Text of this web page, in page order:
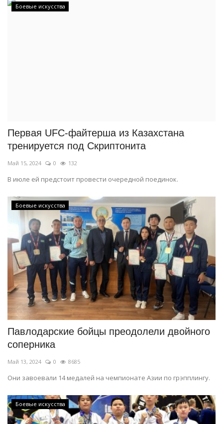
Боевые искусства
Первая UFC-файтерша из Казахстана
тренируется под Скриптонита
Май 15, 2024 0 132
В июле ей предстоит провести очередной поединок.
Боевые искусства
Павлодарские бойцы преодолели двойного
соперника
Май 13, 2024 0 8685
Они завоевали 14 медалей на чемпионате Азии по грэпплингу.
Боевые искусства